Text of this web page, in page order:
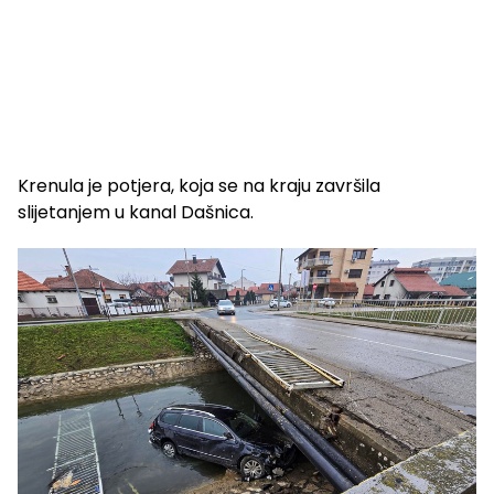
Krenula je potjera, koja se na kraju završila
slijetanjem u kanal Dašnica.